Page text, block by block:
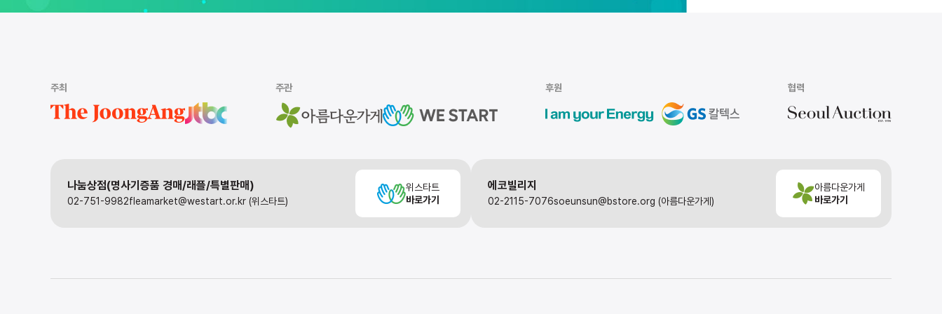
주최 주관 후원 협력
나눔상점(명사기증품 경매/래플/특별판매)
02-751-9982fleamarket@westart.or.kr (위스타트)
위스타트
바로가기
에코빌리지
02-2115-7076soeunsun@bstore.org (아름다운가게)
아름다운가게
바로가기